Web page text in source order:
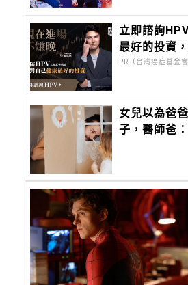
立即諮詢
最好的投資
晚！
PR（台灣癌症基金會
女兒以為爸
子，醫師爸
「妳。」